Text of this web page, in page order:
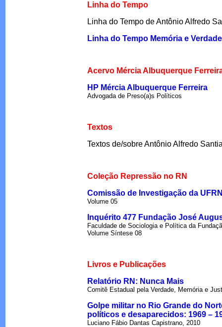
Linha do Tempo
Linha do Tempo de Antônio Alfredo
Linha do Tempo Memória e
Acervo Mércia Albuquerque
HP Mércia Albuquerque Ferreira
Advogada de Preso(a)s Políticos
Textos
Textos de/sobre Antônio Alfredo
Coleção Repressão no RN
Comissão de Investigação da
Volume 05
Inquérito 477 Fundação José
Faculdade de Sociologia e Política da
Volume Síntese 08
Livros e Publicações
Relatório RN: Nunca Mais
Comitê Estadual pela Verdade, Memória e
Golpe militar no Rio Grande do
políticos e desaparecidos: 1969 –
Luciano Fábio Dantas Capistrano, 2010